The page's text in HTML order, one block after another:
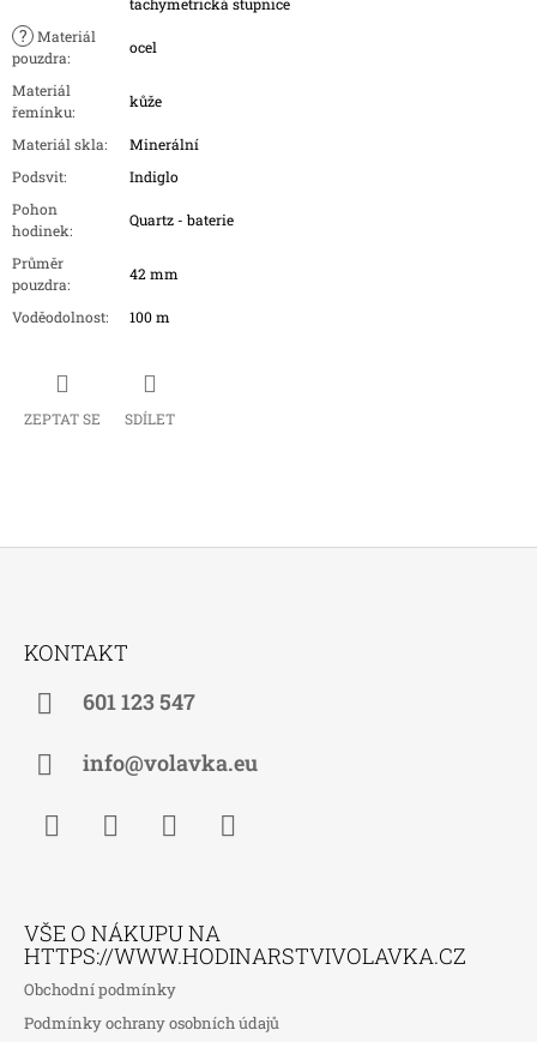
tachymetrická stupnice
? Materiál
pouzdra:
ocel
Materiál
řemínku:
kůže
Materiál skla:
Minerální
Podsvit:
Indiglo
Pohon
hodinek:
Quartz - baterie
Průměr
pouzdra:
42 mm
Voděodolnost: 100 m
ZEPTAT SE SDÍLET
KONTAKT
601 123 547
info@volavka.eu
VŠE O NÁKUPU NA
HTTPS://WWW.HODINARSTVIVOLAVKA.CZ
Obchodní podmínky
Podmínky ochrany osobních údajů